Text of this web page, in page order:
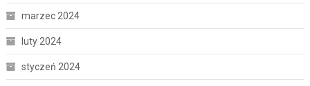
marzec 2024
luty 2024
styczeń 2024